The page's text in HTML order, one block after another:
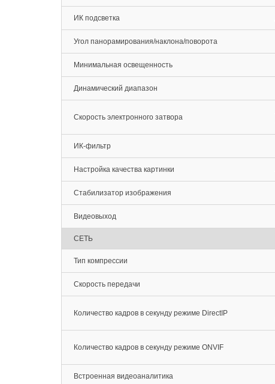
ИК подсветка
Угол панорамирования/наклона/поворота
Минимальная освещенность
Динамический диапазон
Скорость электронного затвора
ИК-фильтр
Настройка качества картинки
Стабилизатор изображения
Видеовыход
СЕТЬ
Тип компрессии
Скорость передачи
Количество кадров в секунду режиме DirectIP
Количество кадров в секунду режиме ONVIF
Встроенная видеоаналитика